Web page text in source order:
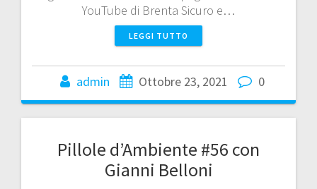
YouTube di Brenta Sicuro e…
LEGGI TUTTO
admin Ottobre 23, 2021 0
Pillole d’Ambiente #56 con
Gianni Belloni